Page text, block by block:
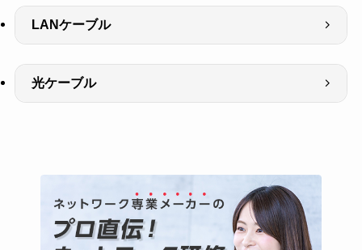
LANケーブル
光ケーブル